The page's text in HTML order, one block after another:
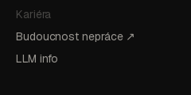
Kariéra
Budoucnost nepráce ↗
LLM info